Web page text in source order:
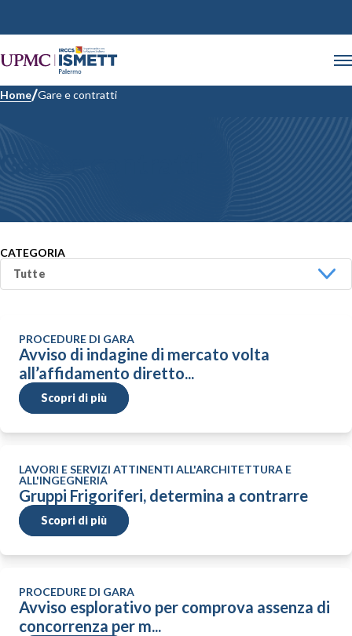
Home Gare e contratti
CATEGORIA
PROCEDURE DI GARA
Avviso di indagine di mercato volta
all’affidamento diretto...
Scopri di più
LAVORI E SERVIZI ATTINENTI ALL'ARCHITETTURA E
ALL'INGEGNERIA
Gruppi Frigoriferi, determina a contrarre
Scopri di più
PROCEDURE DI GARA
Avviso esplorativo per comprova assenza di
concorrenza per m...